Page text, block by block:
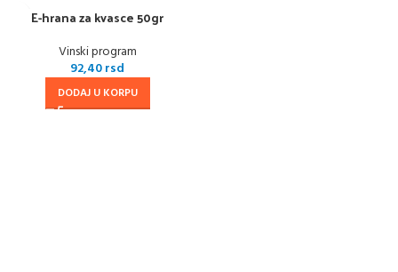
E-hrana za kvasce 50gr
Vinski program
92,40rsd
DODAJ U KORPU